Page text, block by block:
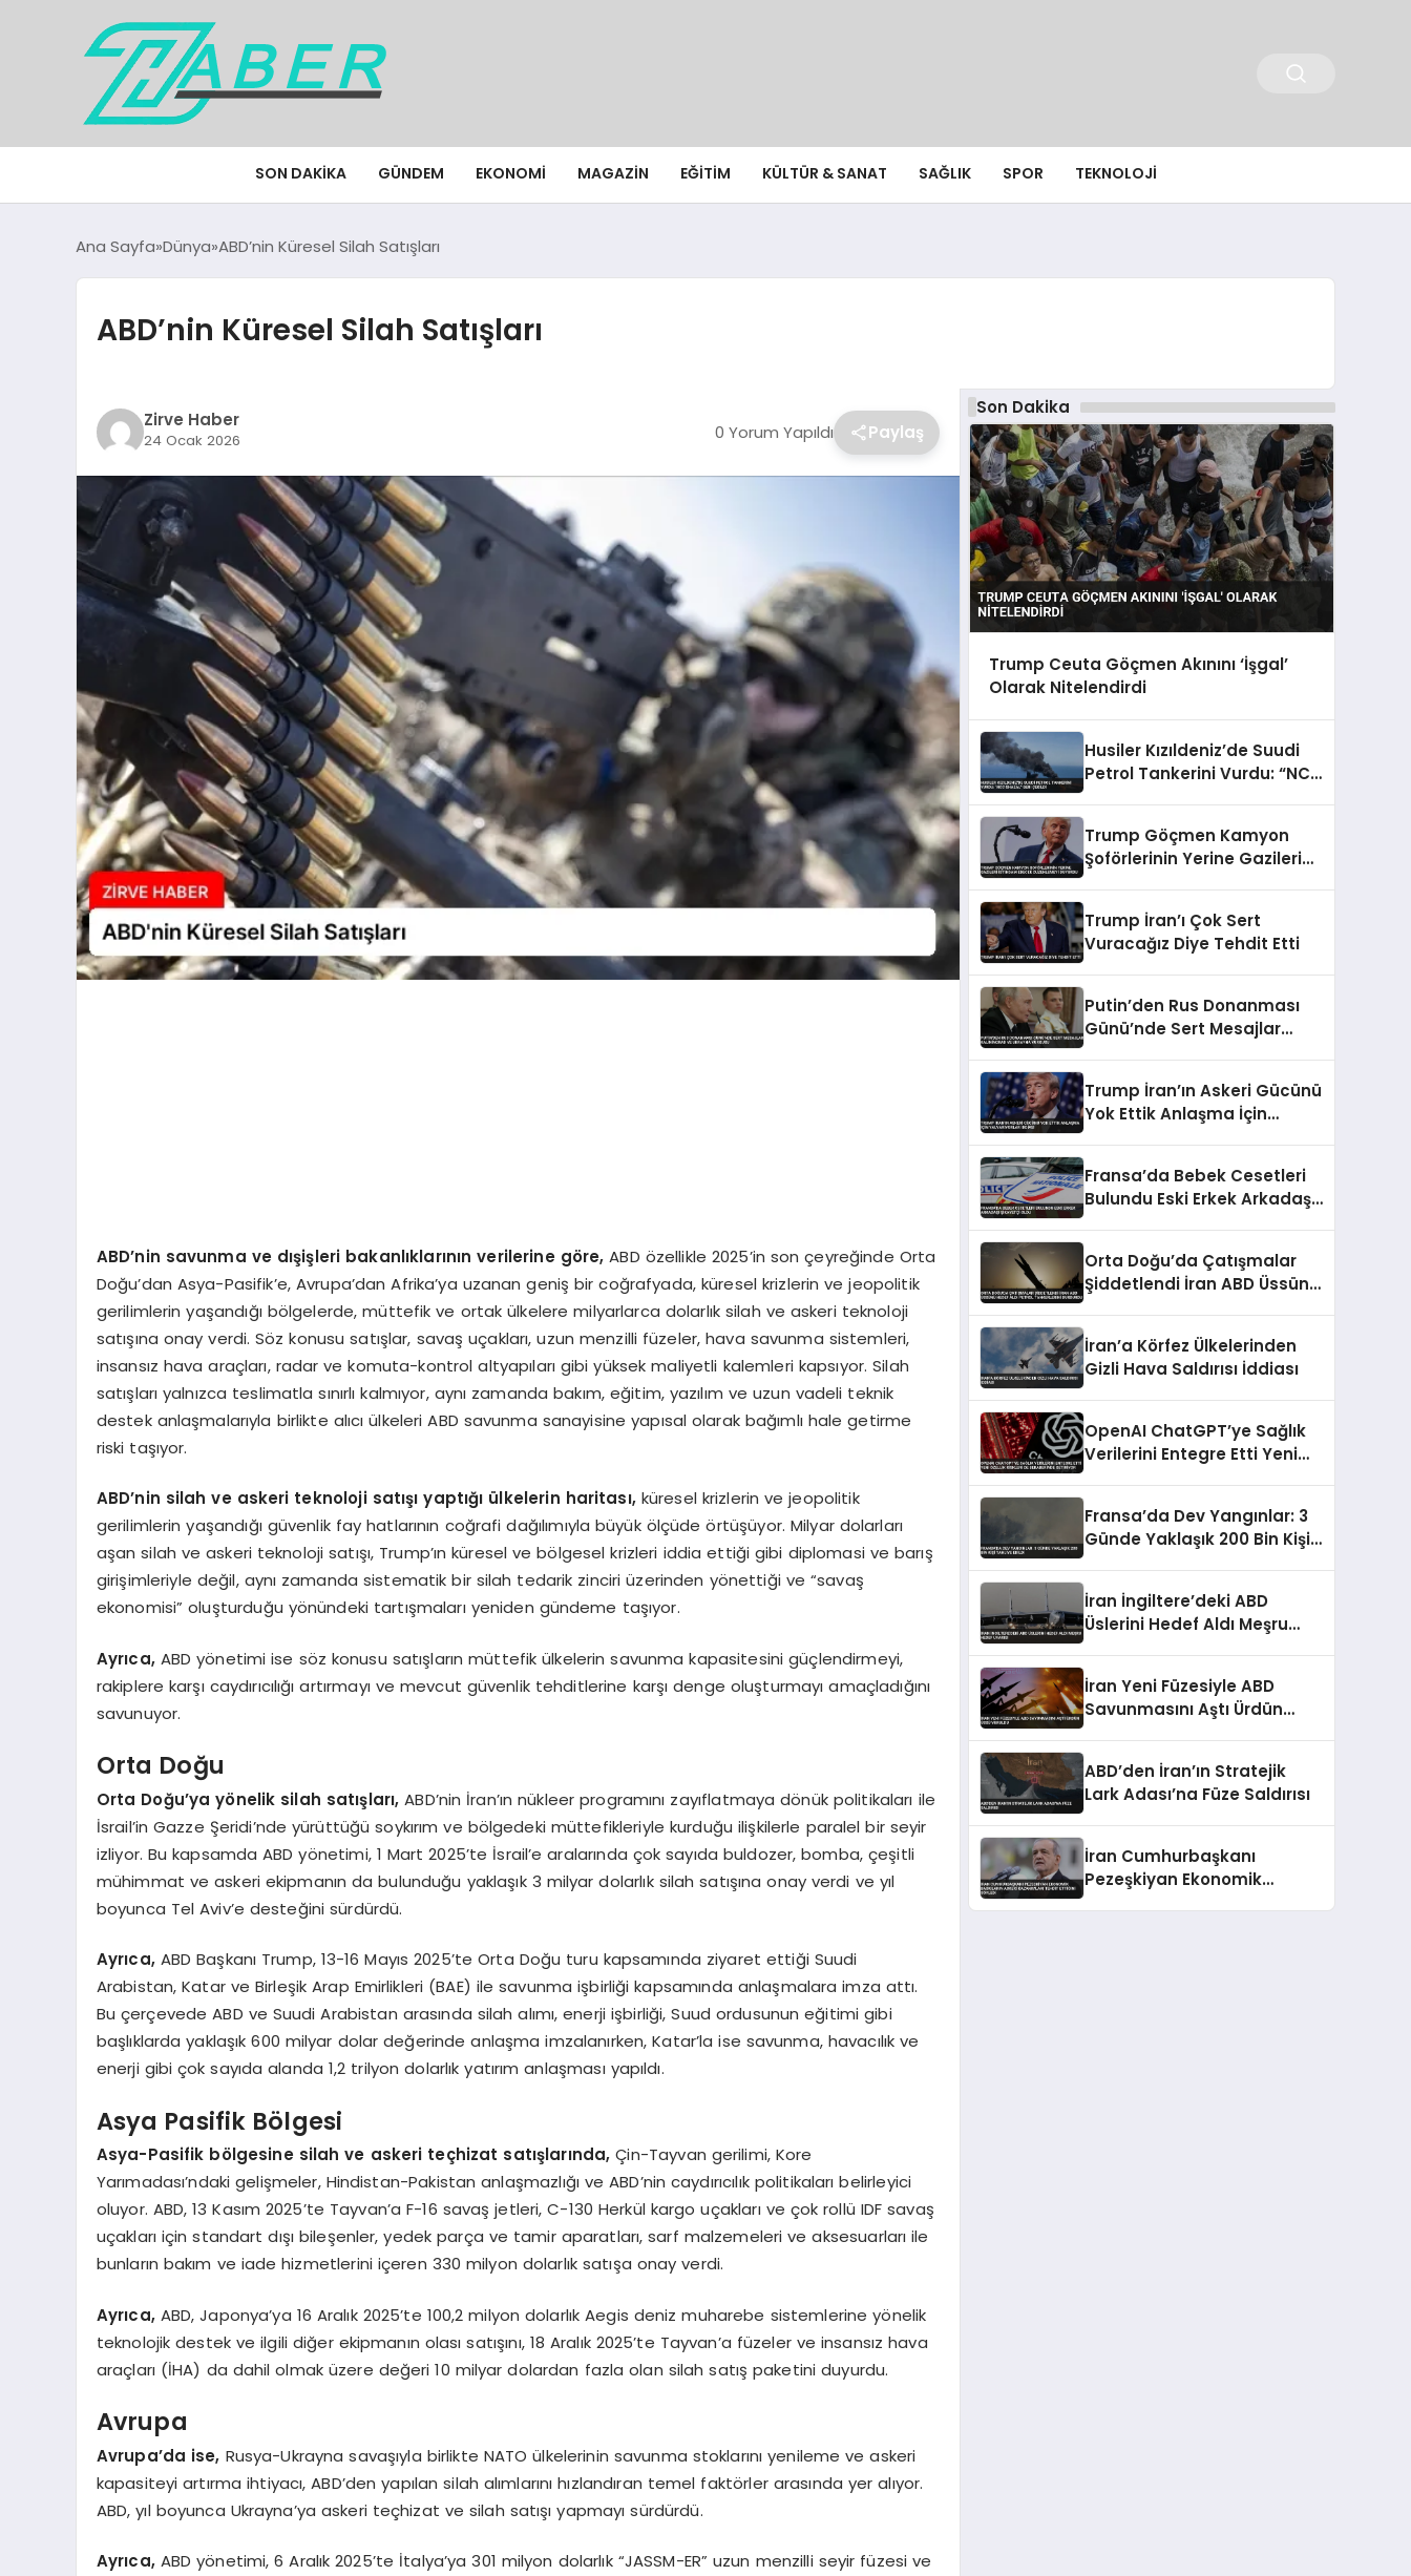
SON DAKIKA GÜNDEM EKONOMI MAGAZIN EĞITIM KÜLTÜR & SANAT SAĞLIK SPOR TEKNOLOJI
Ana Sayfa Dünya ABD’nin Küresel Silah Satışları
ABD’nin Küresel Silah Satışları
Zirve Haber
24 Ocak 2026 0 Yorum Yapıldı Paylaş
ABD’nin savunma ve dışişleri bakanlıklarının verilerine göre, ABD özellikle 2025’in son çeyreğinde Orta
Doğu’dan Asya-Pasifik’e, Avrupa’dan Afrika’ya uzanan geniş bir coğrafyada, küresel krizlerin ve jeopolitik
gerilimlerin yaşandığı bölgelerde, müttefik ve ortak ülkelere milyarlarca dolarlık silah ve askeri teknoloji
satışına onay verdi. Söz konusu satışlar, savaş uçakları, uzun menzilli füzeler, hava savunma sistemleri,
insansız hava araçları, radar ve komuta-kontrol altyapıları gibi yüksek maliyetli kalemleri kapsıyor. Silah
satışları yalnızca teslimatla sınırlı kalmıyor, aynı zamanda bakım, eğitim, yazılım ve uzun vadeli teknik
destek anlaşmalarıyla birlikte alıcı ülkeleri ABD savunma sanayisine yapısal olarak bağımlı hale getirme
riski taşıyor.
ABD’nin silah ve askeri teknoloji satışı yaptığı ülkelerin haritası,küresel krizlerin ve jeopolitik
gerilimlerin yaşandığı güvenlik fay hatlarının coğrafi dağılımıyla büyük ölçüde örtüşüyor. Milyar dolarları
aşan silah ve askeri teknoloji satışı, Trump’ın küresel ve bölgesel krizleri iddia ettiği gibi diplomasi ve barış
girişimleriyle değil, aynı zamanda sistematik bir silah tedarik zinciri üzerinden yönettiği ve “savaş
ekonomisi” oluşturduğu yönündeki tartışmaları yeniden gündeme taşıyor.
Ayrıca,ABD yönetimi ise söz konusu satışların müttefik ülkelerin savunma kapasitesini güçlendirmeyi,
rakiplere karşı caydırıcılığı artırmayı ve mevcut güvenlik tehditlerine karşı denge oluşturmayı amaçladığını
savunuyor.
Orta Doğu
Orta Doğu’ya yönelik silah satışları, ABD’nin İran’ın nükleer programını zayıflatmaya dönük politikaları ile
İsrail’in Gazze Şeridi’nde yürüttüğü soykırım ve bölgedeki müttefikleriyle kurduğu ilişkilerle paralel bir seyir
izliyor. Bu kapsamda ABD yönetimi, 1 Mart 2025’te İsrail’e aralarında çok sayıda buldozer, bomba, çeşitli
mühimmat ve askeri ekipmanın da bulunduğu yaklaşık 3 milyar dolarlık silah satışına onay verdi ve yıl
boyunca Tel Aviv’e desteğini sürdürdü.
Ayrıca,ABD Başkanı Trump, 13-16 Mayıs 2025’te Orta Doğu turu kapsamında ziyaret ettiği Suudi
Arabistan, Katar ve Birleşik Arap Emirlikleri (BAE) ile savunma işbirliği kapsamında anlaşmalara imza attı.
Bu çerçevede ABD ve Suudi Arabistan arasında silah alımı, enerji işbirliği, Suud ordusunun eğitimi gibi
başlıklarda yaklaşık 600 milyar dolar değerinde anlaşma imzalanırken, Katar’la ise savunma, havacılık ve
enerji gibi çok sayıda alanda 1,2 trilyon dolarlık yatırım anlaşması yapıldı.
Asya Pasifik Bölgesi
Asya-Pasifik bölgesine silah ve askeri teçhizat satışlarında, Çin-Tayvan gerilimi, Kore
Yarımadası’ndaki gelişmeler, Hindistan-Pakistan anlaşmazlığı ve ABD’nin caydırıcılık politikaları belirleyici
oluyor. ABD, 13 Kasım 2025’te Tayvan’a F-16 savaş jetleri, C-130 Herkül kargo uçakları ve çok rollü IDF savaş
uçakları için standart dışı bileşenler, yedek parça ve tamir aparatları, sarf malzemeleri ve aksesuarları ile
bunların bakım ve iade hizmetlerini içeren 330 milyon dolarlık satışa onay verdi.
Ayrıca,ABD, Japonya’ya 16 Aralık 2025’te 100,2 milyon dolarlık Aegis deniz muharebe sistemlerine yönelik
teknolojik destek ve ilgili diğer ekipmanın olası satışını, 18 Aralık 2025’te Tayvan’a füzeler ve insansız hava
araçları (İHA) da dahil olmak üzere değeri 10 milyar dolardan fazla olan silah satış paketini duyurdu.
Avrupa
Avrupa’da ise, Rusya-Ukrayna savaşıyla birlikte NATO ülkelerinin savunma stoklarını yenileme ve askeri
kapasiteyi artırma ihtiyacı, ABD’den yapılan silah alımlarını hızlandıran temel faktörler arasında yer alıyor.
ABD, yıl boyunca Ukrayna’ya askeri teçhizat ve silah satışı yapmayı sürdürdü.
Ayrıca,ABD yönetimi, 6 Aralık 2025’te İtalya’ya 301 milyon dolarlık “JASSM-ER” uzun menzilli seyir füzesi ve
Son Dakika
Trump Ceuta Göçmen Akınını ‘İşgal’
Olarak Nitelendirdi
Husiler Kızıldeniz’de Suudi
Petrol Tankerini Vurdu: “NCC
Trump Göçmen Kamyon
Şoförlerinin Yerine Gazileri
Trump İran’ı Çok Sert
Vuracağız Diye Tehdit Etti
Putin’den Rus Donanması
Günü’nde Sert Mesajlar
Trump İran’ın Askeri Gücünü
Yok Ettik Anlaşma İçin
Fransa’da Bebek Cesetleri
Bulundu Eski Erkek Arkadaşı
Orta Doğu’da Çatışmalar
Şiddetlendi İran ABD Üssünü
İran’a Körfez Ülkelerinden
Gizli Hava Saldırısı İddiası
OpenAI ChatGPT’ye Sağlık
Verilerini Entegre Etti Yeni
Fransa’da Dev Yangınlar: 3
Günde Yaklaşık 200 Bin Kişi
İran İngiltere’deki ABD
Üslerini Hedef Aldı Meşru
İran Yeni Füzesiyle ABD
Savunmasını Aştı Ürdün
ABD’den İran’ın Stratejik
Lark Adası’na Füze Saldırısı
İran Cumhurbaşkanı
Pezeşkiyan Ekonomik